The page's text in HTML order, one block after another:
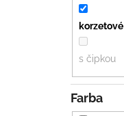
korzetové
s čipkou
Farba